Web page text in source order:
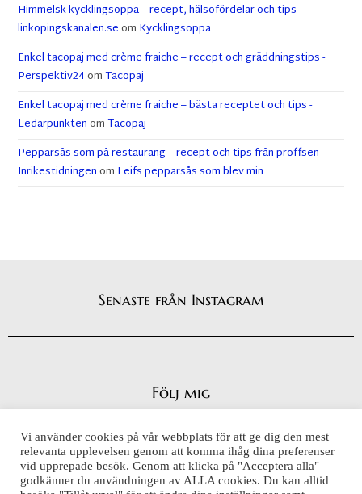
Himmelsk kycklingsoppa – recept, hälsofördelar och tips -
linkopingskanalen.seom Kycklingsoppa
Enkel tacopaj med crème fraiche – recept och gräddningstips -
Perspektiv24omTacopaj
Enkel tacopaj med crème fraiche – bästa receptet och tips -
LedarpunktenomTacopaj
Pepparsås som på restaurang – recept och tips från proffsen -
Inrikestidningenom Leifs pepparsås som blev min
Senaste från Instagram
Följ mig
Integritetspolicy
Cookiepolicy
Vi använder cookies på vår webbplats för att ge dig den mest
relevanta upplevelsen genom att komma ihåg dina preferenser
vid upprepade besök. Genom att klicka på "Acceptera alla"
godkänner du användningen av ALLA cookies. Du kan alltid